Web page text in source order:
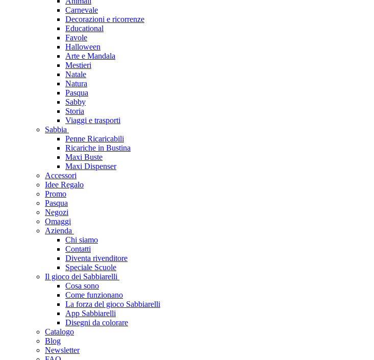
Carnevale
Decorazioni e ricorrenze
Educational
Favole
Halloween
Arte e Mandala
Mestieri
Natale
Natura
Pasqua
Sabby
Storia
Viaggi e trasporti
Sabbia
Penne Ricaricabili
Ricariche in Bustina
Maxi Buste
Maxi Dispenser
Accessori
Idee Regalo
Promo
Pasqua
Negozi
Omaggi
Azienda
Chi siamo
Contatti
Diventa rivenditore
Speciale Scuole
Il gioco dei Sabbiarelli
Cosa sono
Come funzionano
La forza del gioco Sabbiarelli
App Sabbiarelli
Disegni da colorare
Catalogo
Blog
Newsletter